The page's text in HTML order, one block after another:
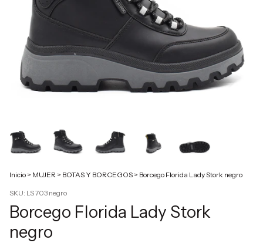
Inicio > MUJER > BOTAS Y BORCEGOS > Borcego Florida Lady Stork negro
SKU: LS 703 negro
Borcego Florida Lady Stork
negro